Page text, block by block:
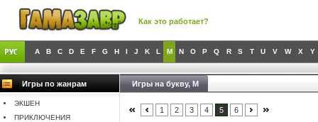
Как это работает?
A B C D E F G H I J K L M N O P Q R S T U V W X Y
Игры по жанрам
ЭКШЕН
ПРИКЛЮЧЕНИЯ
Игры на букву, M
1 2 3 4 5 6